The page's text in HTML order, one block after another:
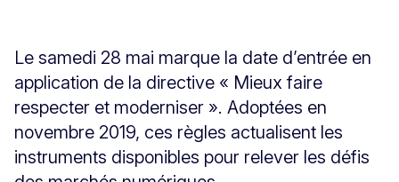
Le samedi 28 mai marque la date d’entrée en
application de la directive « Mieux faire
respecter et moderniser ». Adoptées en
novembre 2019, ces règles actualisent les
instruments disponibles pour relever les défis